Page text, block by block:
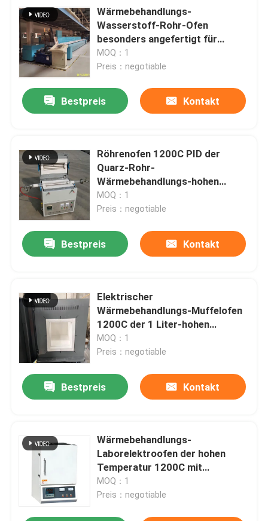
Wärmebehandlungs-
Wasserstoff-Rohr-Ofen
besonders angefertigt für
Pulver-Metallurgie
MOQ：1
Preis：negotiable
Bestpreis Kontakt
Röhrenofen 1200C PID der
Quarz-Rohr-
Wärmebehandlungs-hohen
Temperatur
MOQ：1
Preis：negotiable
Bestpreis Kontakt
Elektrischer
Wärmebehandlungs-Muffelofen
1200C der 1 Liter-hohen
Temperatur
MOQ：1
Preis：negotiable
Bestpreis Kontakt
Wärmebehandlungs-
Laborelektroofen der hohen
Temperatur 1200C mit
Widerstand-Draht
MOQ：1
Preis：negotiable